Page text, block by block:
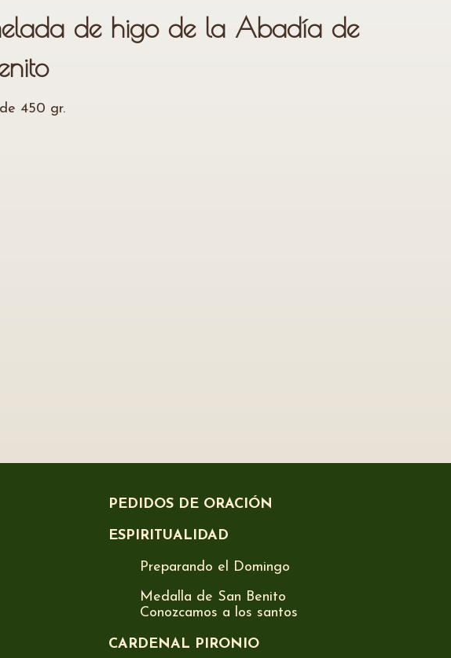
de higo de la Abadía de
450 gr.
PEDIDOS DE ORACIÓN
ESPIRITUALIDAD
Preparando el Domingo
Medalla de San Benito
Conozcamos a los santos
CARDENAL PIRONIO